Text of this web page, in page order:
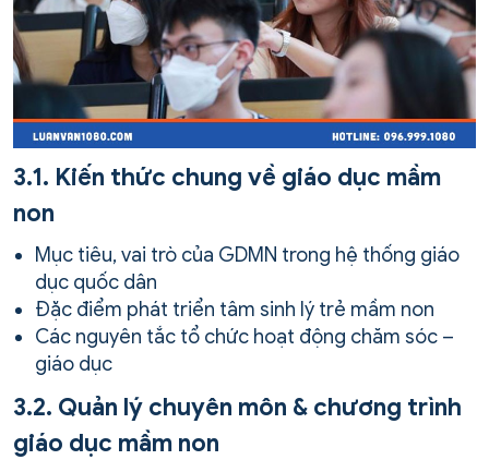
3.1. Kiến thức chung về giáo dục mầm
non
Mục tiêu, vai trò của GDMN trong hệ thống giáo
dục quốc dân
Đặc điểm phát triển tâm sinh lý trẻ mầm non
Các nguyên tắc tổ chức hoạt động chăm sóc –
giáo dục
3.2. Quản lý chuyên môn & chương trình
giáo dục mầm non